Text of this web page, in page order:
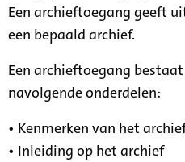
Een archieftoegang geeft
een bepaald archief.
Een archieftoegang
navolgende onderdelen:
• Kenmerken van het
• Inleiding op het archief